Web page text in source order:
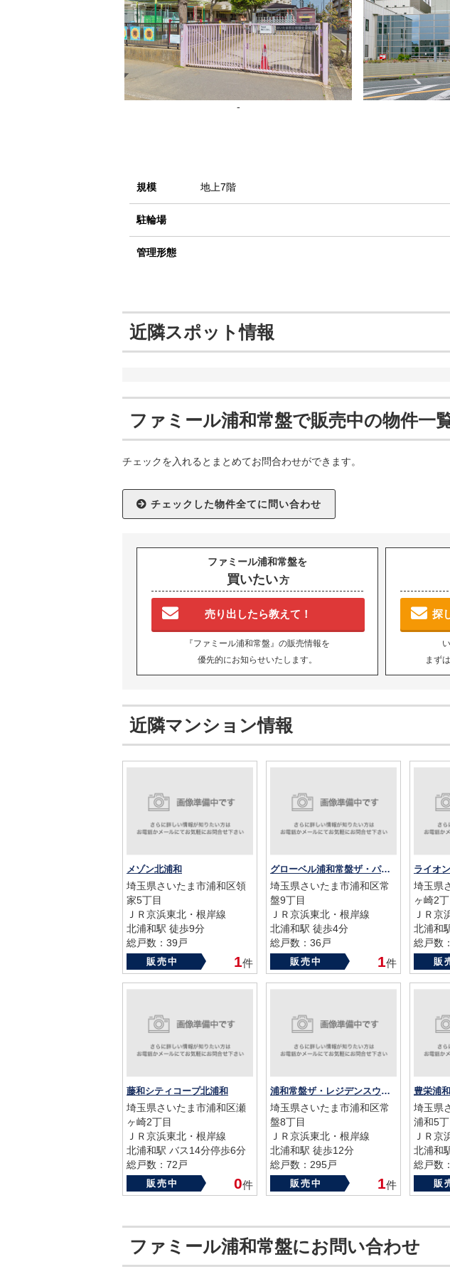
-
規模 地上7階
駐輪場
管理形態
近隣スポット情報
ファミール浦和常盤で販売中の物件一
チェックを入れるとまとめてお問合わせができます。
ファミール浦和常盤を
買いたい方
売り出したら教えて！
『ファミール浦和常盤』の販売情報を
優先的にお知らせいたします。
探
まず
近隣マンション情報
メゾン北浦和
埼玉県さいたま市浦和区領
家5丁目
ＪＲ京浜東北・根岸線
北浦和駅 徒歩9分
総戸数：39戸
築年数：1995年
販売中 1件
グローベル浦和常盤ザ・パークス
埼玉県さいたま市浦和区常
盤9丁目
ＪＲ京浜東北・根岸線
北浦和駅 徒歩4分
総戸数：36戸
築年数：2025年
販売中 1件
ライオ
埼玉県
ヶ崎2丁
ＪＲ京
北浦和
総戸数
築年数
販
藤和シティコープ北浦和
埼玉県さいたま市浦和区瀬
ヶ崎2丁目
ＪＲ京浜東北・根岸線
北浦和駅 バス14分停歩6分
総戸数：72戸
築年数：1990年
販売中 0件
浦和常盤ザ・レジデンスウエストレジデンス
埼玉県さいたま市浦和区常
盤8丁目
ＪＲ京浜東北・根岸線
北浦和駅 徒歩12分
総戸数：295戸
築年数：2014年
販売中 1件
豊栄浦
埼玉県
浦和5丁
ＪＲ京
北浦和
総戸数
築年数
販
ファミール浦和常盤にお問い合わせ